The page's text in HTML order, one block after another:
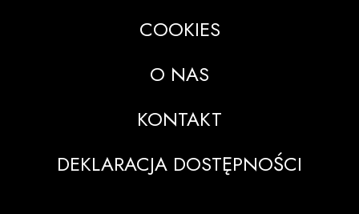
COOKIES
O NAS
KONTAKT
DEKLARACJA DOSTĘPNOŚCI